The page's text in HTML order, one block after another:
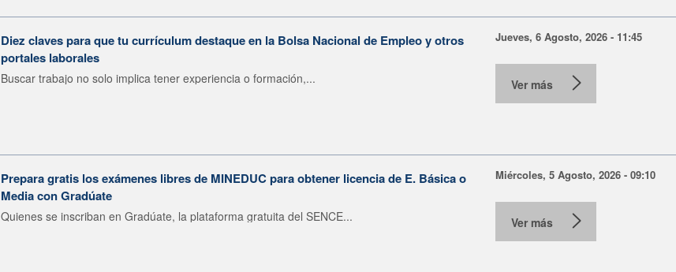
Diez claves para que tu currículum destaque en la Bolsa Nacional de Empleo y otros
portales laborales
Buscar trabajo no solo implica tener experiencia o formación,...
Jueves, 6 Agosto, 2026 - 11:45
Ver más
Prepara gratis los exámenes libres de MINEDUC para obtener licencia de E. Básica o
Media con Gradúate
Quienes se inscriban en Gradúate, la plataforma gratuita del SENCE...
Miércoles, 5 Agosto, 2026 - 09:10
Ver más